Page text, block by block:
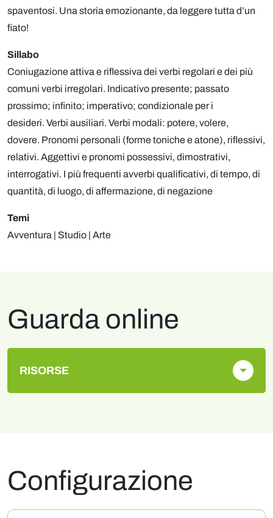
spaventosi. Una storia emozionante, da leggere tutta d’un
fiato!
Sillabo
Coniugazione attiva e riflessiva dei verbi regolari e dei più
comuni verbi irregolari. Indicativo presente; passato
prossimo; infinito; imperativo; condizionale per i
desideri. Verbi ausiliari. Verbi modali: potere, volere,
dovere. Pronomi personali (forme toniche e atone), riflessivi,
relativi. Aggettivi e pronomi possessivi, dimostrativi,
interrogativi. I più frequenti avverbi qualificativi, di tempo, di
quantità, di luogo, di affermazione, di negazione
Temi
Avventura | Studio | Arte
Guarda online
RISORSE
Configurazione